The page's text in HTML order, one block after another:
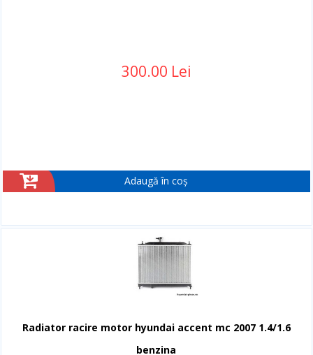
300.00 Lei
Adaugă în coș
Radiator racire motor hyundai accent mc 2007 1.4/1.6
benzina